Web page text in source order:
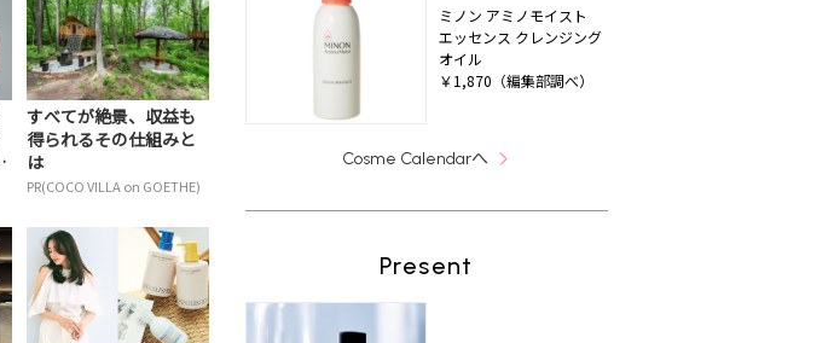
すべてが絶景、収益も
得られるその仕組みと
は
PR(COCO VILLA on GOETHE)
ミノン アミノモイスト
エッセンス クレンジング
オイル
￥1,870（編集部調べ）
Cosme Calendarへ
Present